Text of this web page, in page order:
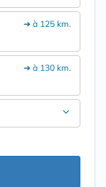
➔ à 125 km.
➔ à 130 km.